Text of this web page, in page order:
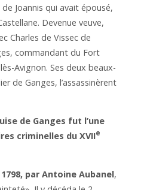
Joannis qui avait épousé,
Devenue veuve,
Charles de Vissec de
commandant du Fort
Avignon. Ses deux beaux-
de Ganges, l’assassinèrent
de Ganges fut l’une
criminelles du XVIIe
par Antoine Aubanel,